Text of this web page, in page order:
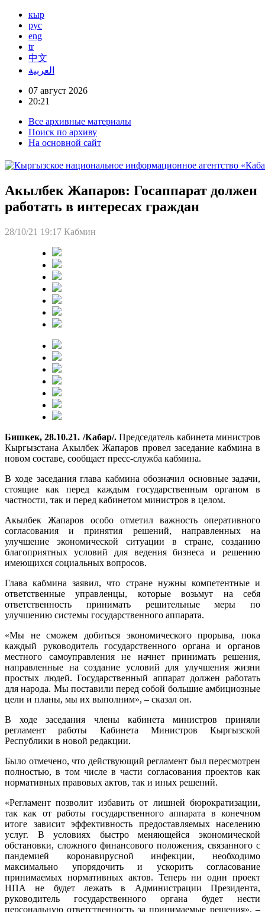
кыр
рус
eng
tr
中文
العربية
07 август 2026
20:21
Все архивные материалы
Поиск по архиву
На основной сайт
Акылбек Жапаров: Госаппарат должен
работать в интересах граждан
28/10/21 19:17 Кабмин
Бишкек, 28.10.21. /Кабар/.Председатель кабинета министров
Кыргызстана Акылбек Жапаров провел заседание кабмина в
новом составе, сообщает пресс-служба кабмина.
В ходе заседания глава кабмина обозначил основные задачи,
стоящие как перед каждым государственным органом в
частности, так и перед кабинетом министров в целом.
Акылбек Жапаров особо отметил важность оперативного
согласования и принятия решений, направленных на
улучшение экономической ситуации в стране, созданию
благоприятных условий для ведения бизнеса и решению
имеющихся социальных вопросов.
Глава кабмина заявил, что стране нужны компетентные и
ответственные управленцы, которые возьмут на себя
ответственность принимать решительные меры по
улучшению системы государственного аппарата.
«Мы не сможем добиться экономического прорыва, пока
каждый руководитель государственного органа и органов
местного самоуправления не начнет принимать решения,
направленные на создание условий для улучшения жизни
простых людей. Государственный аппарат должен работать
для народа. Мы поставили перед собой большие амбициозные
цели и планы, мы их выполним», – сказал он.
В ходе заседания члены кабинета министров приняли
регламент работы Кабинета Министров Кыргызской
Республики в новой редакции.
Было отмечено, что действующий регламент был пересмотрен
полностью, в том числе в части согласования проектов как
нормативных правовых актов, так и иных решений.
«Регламент позволит избавить от лишней бюрократизации,
так как от работы государственного аппарата в конечном
итоге зависит эффективность предоставляемых населению
услуг. В условиях быстро меняющейся экономической
обстановки, сложного финансового положения, связанного с
пандемией коронавирусной инфекции, необходимо
максимально упорядочить и ускорить согласование
принимаемых нормативных актов. Теперь ни один проект
НПА не будет лежать в Администрации Президента,
руководитель государственного органа будет нести
персональную ответственность за принимаемые решения», –